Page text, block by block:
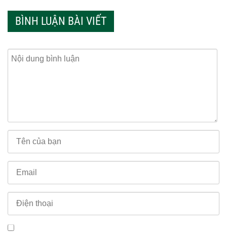
BÌNH LUẬN BÀI VIẾT